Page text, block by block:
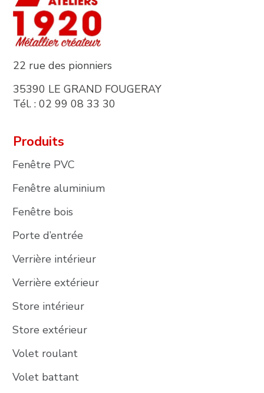
22 rue des pionniers
35390 LE GRAND FOUGERAY
Tél. : 02 99 08 33 30
Produits
Fenêtre PVC
Fenêtre aluminium
Fenêtre bois
Porte d’entrée
Verrière intérieur
Verrière extérieur
Store intérieur
Store extérieur
Volet roulant
Volet battant